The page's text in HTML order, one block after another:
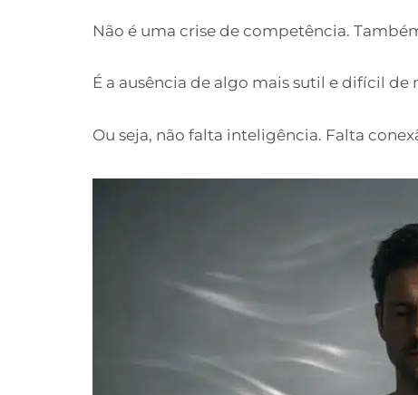
Não é uma crise de competência.
É a ausência de algo mais sutil e difícil de
Ou seja, não falta inteligência. Falta